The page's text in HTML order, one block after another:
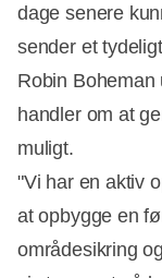
dage senere
sender et
Robin
handler om at
muligt.
"Vi har en aktiv
at opbygge en
områdesikring